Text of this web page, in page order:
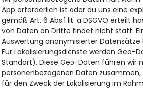
App erforderlich ist oder du uns eine
gemäß Art. 6 Abs.1 lit. a DSGVO erteilt
von Daten an Dritte findet nicht statt.
Auswertung anonymisierter Datensätze
Für Lokalisierungsdienste werden Geo-
Standort). Diese Geo-Daten führen wir
personenbezogenen Daten
für den Zweck der Lokalisierung im